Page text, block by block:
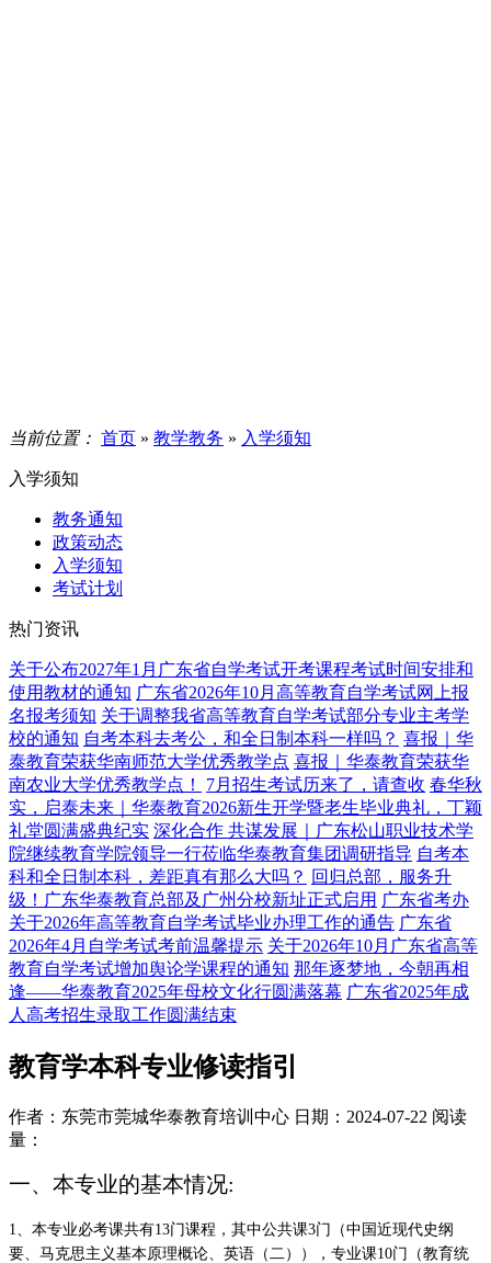
当前位置： 首页 » 教学教务 » 入学须知
入学须知
教务通知
政策动态
入学须知
考试计划
热门资讯
关于公布2027年1月广东省自学考试开考课程考试时间安排和
使用教材的通知 广东省2026年10月高等教育自学考试网上报
名报考须知 关于调整我省高等教育自学考试部分专业主考学
校的通知 自考本科去考公，和全日制本科一样吗？ 喜报｜华
泰教育荣获华南师范大学优秀教学点 喜报｜华泰教育荣获华
南农业大学优秀教学点！
7月招生考试历来了，请查收 春华秋
实，启泰未来｜华泰教育2026新生开学暨老生毕业典礼，丁颖
礼堂圆满盛典纪实 深化合作 共谋发展｜广东松山职业技术学
院继续教育学院领导一行莅临华泰教育集团调研指导 自考本
科和全日制本科，差距真有那么大吗？ 回归总部，服务升
级！广东华泰教育总部及广州分校新址正式启用 广东省考办
关于2026年高等教育自学考试毕业办理工作的通告 广东省
2026年4月自学考试考前温馨提示 关于2026年10月广东省高等
教育自学考试增加舆论学课程的通知 那年逐梦地，今朝再相
逢——华泰教育2025年母校文化行圆满落幕 广东省2025年成
人高考招生录取工作圆满结束
教育学本科专业修读指引
作者：东莞市莞城华泰教育培训中心 日期：2024-07-22 阅读
量：
一、本专业的基本情况:
1、 本专业必考课共有13门课程，其中公共课3门（中国近现代史纲
要、 马克思主义基本原理概论、英语（二） ），专业课10门（教育统